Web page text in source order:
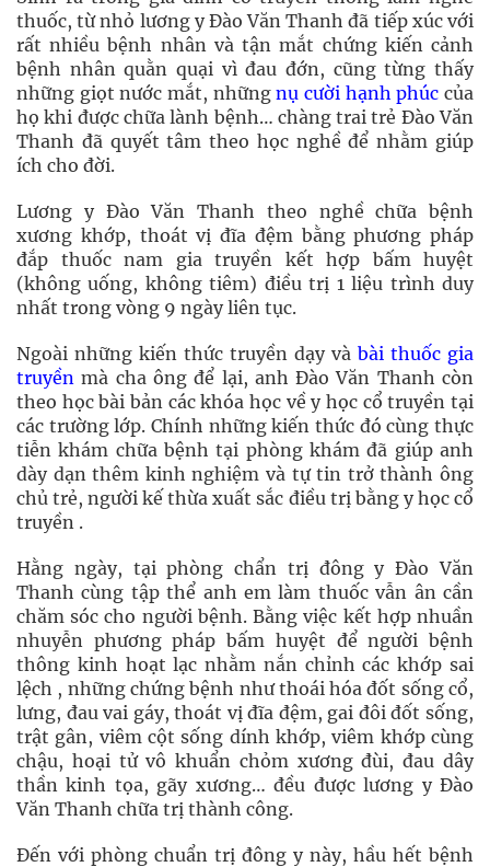
thuốc, từ nhỏ lương y Đào Văn Thanh đã tiếp xúc với
rất nhiều bệnh nhân và tận mắt chứng kiến cảnh
bệnh nhân quằn quại vì đau đớn, cũng từng thấy
những giọt nước mắt, nhữngnụ cười hạnh phúc của
họ khi được chữa lành bệnh… chàng trai trẻ Đào Văn
Thanh đã quyết tâm theo học nghề để nhằm giúp
ích cho đời.
Lương y Đào Văn Thanh theo nghề chữa bệnh
xương khớp, thoát vị đĩa đệm bằng phương pháp
đắp thuốc nam gia truyền kết hợp bấm huyệt
(không uống, không tiêm) điều trị 1 liệu trình duy
nhất trong vòng 9 ngày liên tục.
Ngoài những kiến thức truyền dạy và bài thuốc gia
truyền mà cha ông để lại, anh Đào Văn Thanh còn
theo học bài bản các khóa học về y học cổ truyền tại
các trường lớp. Chính những kiến thức đó cùng thực
tiễn khám chữa bệnh tại phòng khám đã giúp anh
dày dạn thêm kinh nghiệm và tự tin trở thành ông
chủ trẻ, người kế thừa xuất sắc điều trị bằng y học cổ
truyền .
Hằng ngày, tại phòng chẩn trị đông y Đào Văn
Thanh cùng tập thể anh em làm thuốc vẫn ân cần
chăm sóc cho người bệnh. Bằng việc kết hợp nhuần
nhuyễn phương pháp bấm huyệt để người bệnh
thông kinh hoạt lạc nhằm nắn chỉnh các khớp sai
lệch , những chứng bệnh như thoái hóa đốt sống cổ,
lưng, đau vai gáy, thoát vị đĩa đệm, gai đôi đốt sống,
trật gân, viêm cột sống dính khớp, viêm khớp cùng
chậu, hoại tử vô khuẩn chỏm xương đùi, đau dây
thần kinh tọa, gãy xương… đều được lương y Đào
Văn Thanh chữa trị thành công.
Đến với phòng chuẩn trị đông y này, hầu hết bệnh